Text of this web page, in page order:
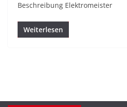
Beschreibung Elektromeister
Weiterlesen